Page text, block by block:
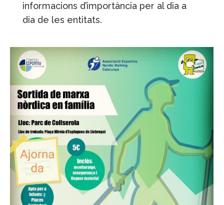
informacions d’importància per al dia a
dia de les entitats.